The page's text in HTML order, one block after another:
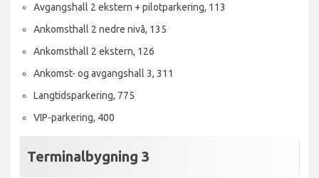
Avgangshall 2 ekstern + pilotparkering, 113
Ankomsthall 2 nedre nivå, 135
Ankomsthall 2 ekstern, 126
Ankomst- og avgangshall 3, 311
Langtidsparkering, 775
VIP-parkering, 400
Terminalbygning 3